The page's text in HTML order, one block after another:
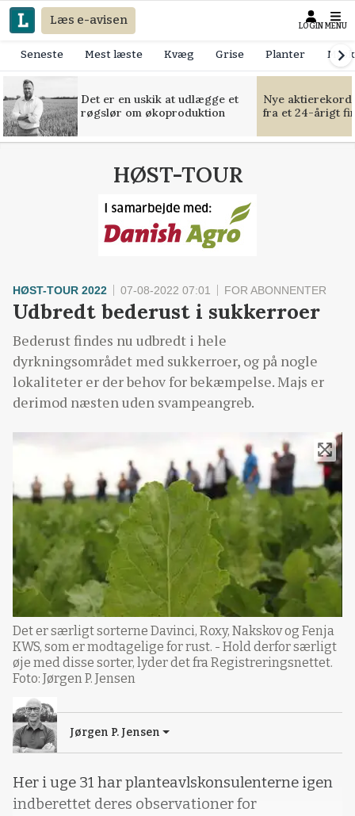
Læs e-avisen LOGIN MENU
Seneste Mest læste Kvæg Grise Planter
Det er en uskik at udlægge et
røgslør om økoproduktion
Nye
fra et 24-årigt
HØST-TOUR
HØST-TOUR 2022 07-08-2022 07:01 FOR ABONNENTER
Udbredt bederust i sukkerroer
Bederust findes nu udbredt i hele
dyrkningsområdet med sukkerroer, og på nogle
lokaliteter er der behov for bekæmpelse. Majs er
derimod næsten uden svampeangreb.
Det er særligt sorterne Davinci, Roxy, Nakskov og Fenja
KWS, som er modtagelige for rust. - Hold derfor særligt
øje med disse sorter, lyder det fra Registreringsnettet.
Foto: Jørgen P. Jensen
Jørgen P. Jensen
Her i uge 31 har planteavlskonsulenterne igen
indberettet deres observationer for